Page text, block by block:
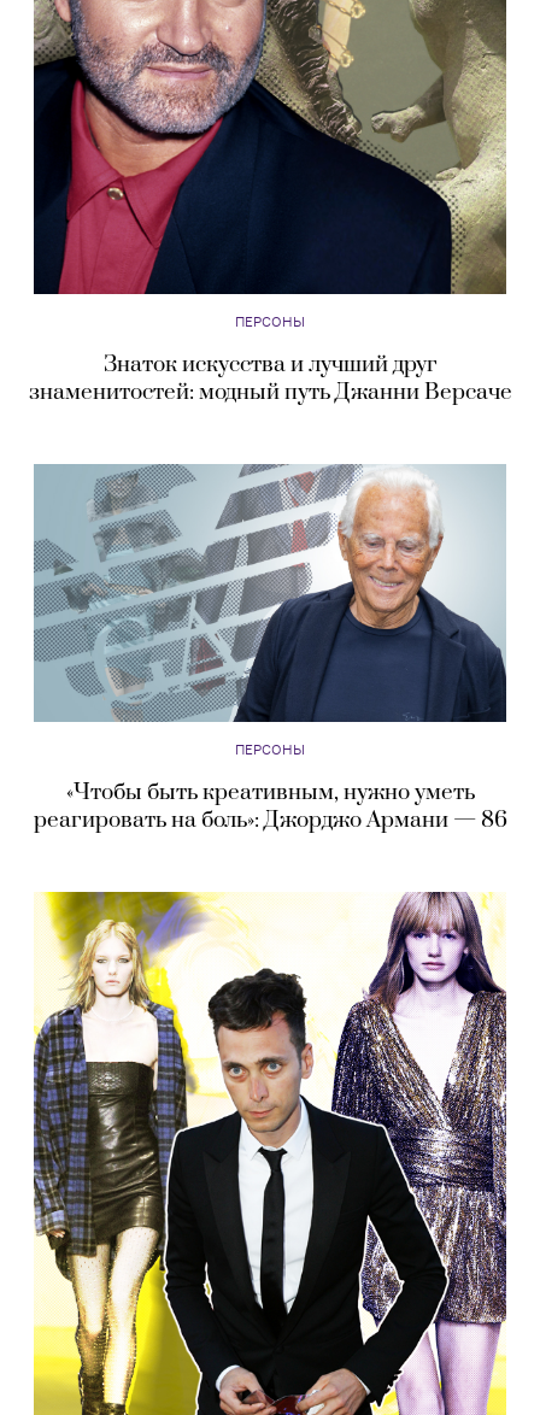
ПЕРСОНЫ
Знаток искусства и лучший друг
знаменитостей: модный путь Джанни Версаче
ПЕРСОНЫ
«Чтобы быть креативным, нужно уметь
реагировать на боль»: Джорджо Армани — 86